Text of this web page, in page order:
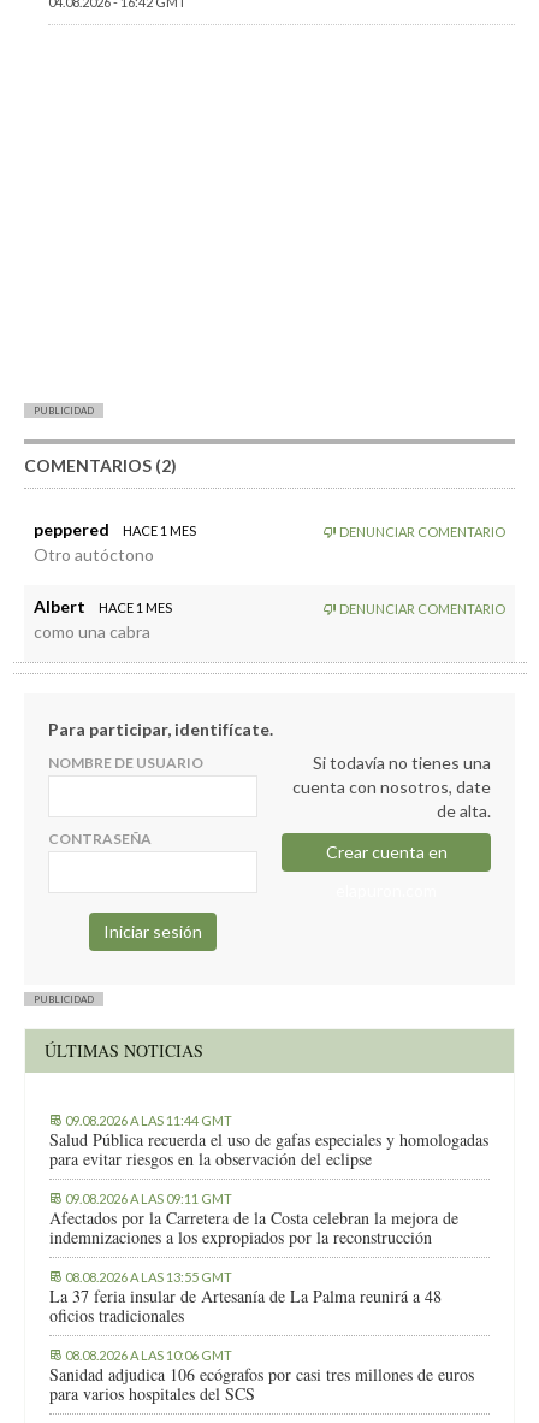
PUBLICIDAD
COMENTARIOS (2)
peppered HACE 1 MES DENUNCIAR COMENTARIO
Otro autóctono
Albert HACE 1 MES DENUNCIAR COMENTARIO
como una cabra
Para participar, identifícate.
NOMBRE DE USUARIO
CONTRASEÑA
Si todavía no tienes una
cuenta con nosotros, date
de alta.
Crear cuenta en
PUBLICIDAD
ÚLTIMAS NOTICIAS
09.08.2026 A LAS 11:44 GMT
Salud Pública recuerda el uso de gafas especiales y homologadas
para evitar riesgos en la observación del eclipse
09.08.2026 A LAS 09:11 GMT
Afectados por la Carretera de la Costa celebran la mejora de
indemnizaciones a los expropiados por la reconstrucción
08.08.2026 A LAS 13:55 GMT
La 37 feria insular de Artesanía de La Palma reunirá a 48
oficios tradicionales
08.08.2026 A LAS 10:06 GMT
Sanidad adjudica 106 ecógrafos por casi tres millones de euros
para varios hospitales del SCS